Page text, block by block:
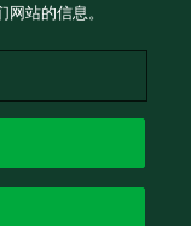
站的信息。